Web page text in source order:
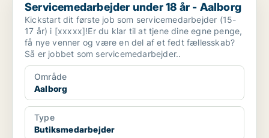
Servicemedarbejder under 18 år - Aalborg
Kickstart dit første job som servicemedarbejder (15-
17 år) i [xxxxx]!Er du klar til at tjene dine egne penge,
få nye venner og være en del af et fedt fællesskab?
Så er jobbet som servicemedarbejder..
Område
Aalborg
Type
Butiksmedarbejder